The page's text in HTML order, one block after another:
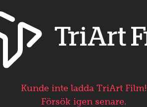
Kunde inte ladda TriArt Film!
Försök igen senare.